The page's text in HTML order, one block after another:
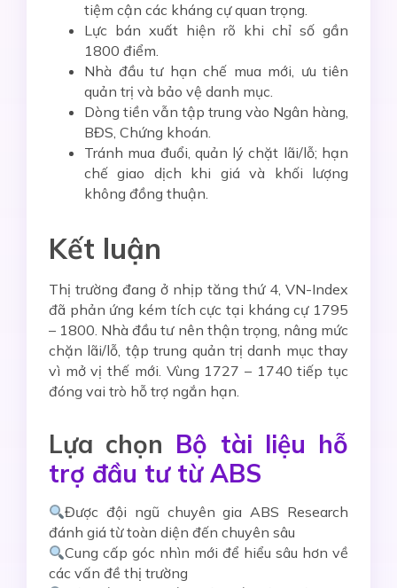
tiệm cận các kháng cự quan trọng.
Lực bán xuất hiện rõ khi chỉ số gần
1800 điểm.
Nhà đầu tư hạn chế mua mới, ưu tiên
quản trị và bảo vệ danh mục.
Dòng tiền vẫn tập trung vào Ngân hàng,
BĐS, Chứng khoán.
Tránh mua đuổi, quản lý chặt lãi/lỗ; hạn
chế giao dịch khi giá và khối lượng
không đồng thuận.
Kết luận
Thị trường đang ở nhịp tăng thứ 4, VN-Index
đã phản ứng kém tích cực tại kháng cự 1795
– 1800. Nhà đầu tư nên thận trọng, nâng mức
chặn lãi/lỗ, tập trung quản trị danh mục thay
vì mở vị thế mới. Vùng 1727 – 1740 tiếp tục
đóng vai trò hỗ trợ ngắn hạn.
Lựa chọn Bộ tài liệu hỗ
trợ đầu tư từ ABS
Được đội ngũ chuyên gia ABS Research
đánh giá từ toàn diện đến chuyên sâu
Cung cấp góc nhìn mới để hiểu sâu hơn về
các vấn đề thị trường